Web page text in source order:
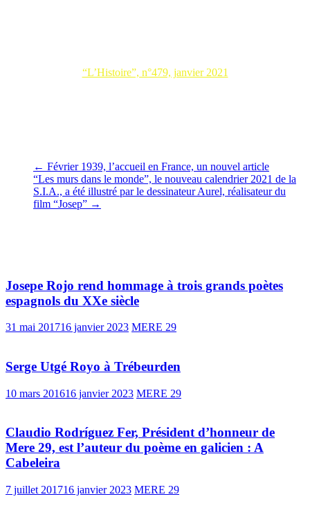
“L’Histoire”, n°479, janvier 2021
← Février 1939, l’accueil en France, un nouvel article
“Les murs dans le monde”, le nouveau calendrier 2021 de la
S.I.A., a été illustré par le dessinateur Aurel, réalisateur du
film “Josep” →
Josepe Rojo rend hommage à trois grands poètes
espagnols du XXe siècle
31 mai 201716 janvier 2023 MERE 29
Serge Utgé Royo à Trébeurden
10 mars 201616 janvier 2023 MERE 29
Claudio Rodríguez Fer, Président d’honneur de
Mere 29, est l’auteur du poème en galicien : A
Cabeleira
7 juillet 201716 janvier 2023 MERE 29